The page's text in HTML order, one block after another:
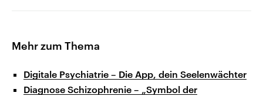
Mehr zum Thema
Digitale Psychiatrie – Die App, dein Seelenwächter
Diagnose Schizophrenie – „Symbol der